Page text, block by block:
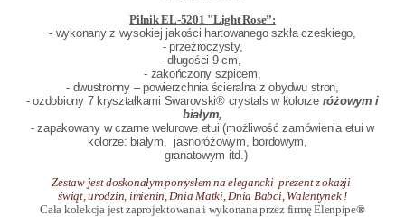
Pilnik EL-5201 "Light Rose”:
- wykonany z wysokiej jakości hartowanego szkła czeskiego,
- przeźroczysty,
- długości 9 cm,
- zakończony szpicem,
- dwustronny – powierzchnia ścieralna z obydwu stron,
- ozdobiony 7 kryształkami Swarovski® crystals w kolorze różowym i
białym,
- zapakowany w czarne welurowe etui (możliwość zamówienia etui w
kolorze: białym, jasnoróżowym, bordowym,
granatowym itd.)
Zestaw jest doskonałym pomysłem na elegancki prezent z okazji
świąt, urodzin, imienin, Dnia Matki, Dnia Babci, Walentynek !
Cała kolekcja jest zaprojektowana i wykonana przez firmę Elenpipe®